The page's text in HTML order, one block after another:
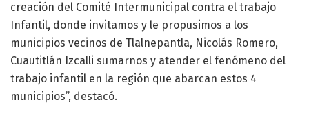
creación del Comité Intermunicipal contra el trabajo
Infantil, donde invitamos y le propusimos a los
municipios vecinos de Tlalnepantla, Nicolás Romero,
Cuautitlán Izcalli sumarnos y atender el fenómeno del
trabajo infantil en la región que abarcan estos 4
municipios”, destacó.